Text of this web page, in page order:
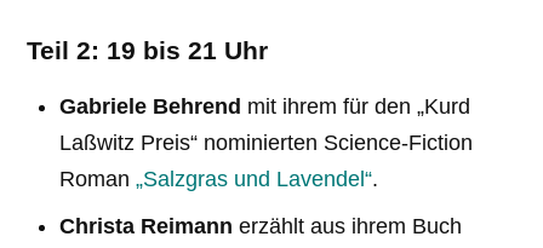
Teil 2: 19 bis 21 Uhr
Gabriele Behrend mit ihrem für den „Kurd
Laßwitz Preis“ nominierten Science-Fiction
Roman „Salzgras und Lavendel“.
Christa Reimann erzählt aus ihrem Buch